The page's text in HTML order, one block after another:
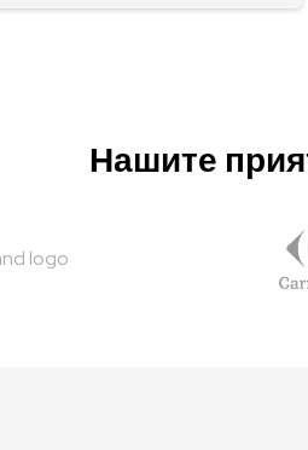
Нашите